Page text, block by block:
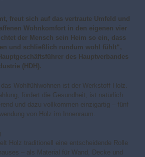
freut sich auf das vertraute Umfeld und
Wohnkomfort in den eigenen vier
der Mensch sein Heim so ein, dass
und schließlich rundum wohl fühlt“,
des Hauptverbandes
(HDH).
Wohlfühlwohnen ist der Werkstoff Holz.
fördert die Gesundheit, ist natürlich
und dazu vollkommen einzigartig – fünf
von Holz im Innenraum.
Holz traditionell eine entscheidende Rolle
– als Material für Wand, Decke und